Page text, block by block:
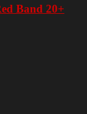
Band 20+